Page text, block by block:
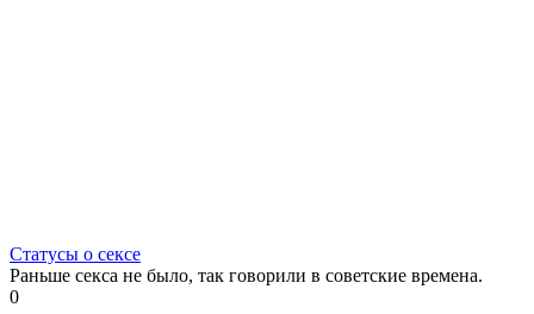
Статусы о сексе
Раньше секса не было, так говорили в советские времена.
0